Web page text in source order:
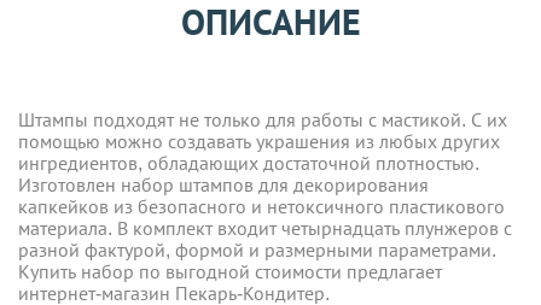
ОПИСАНИЕ
Штампы подходят не только для работы с мастикой. С их
помощью можно создавать украшения из любых других
ингредиентов, обладающих достаточной плотностью.
Изготовлен набор штампов для декорирования
капкейков из безопасного и нетоксичного пластикового
материала. В комплект входит четырнадцать плунжеров с
разной фактурой, формой и размерными параметрами.
Купить набор по выгодной стоимости предлагает
интернет-магазин Пекарь-Кондитер.